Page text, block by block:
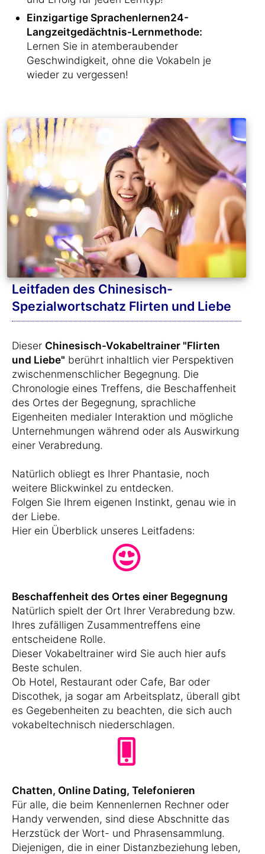
Einzigartige Sprachenlernen24-
Langzeitgedächtnis-Lernmethode:
Lernen Sie in atemberaubender
Geschwindigkeit, ohne die Vokabeln je
wieder zu vergessen!
Leitfaden des Chinesisch-
Spezialwortschatz Flirten und Liebe
Dieser Chinesisch-Vokabeltrainer "Flirten
und Liebe" berührt inhaltlich vier Perspektiven
zwischenmenschlicher Begegnung. Die
Chronologie eines Treffens, die Beschaffenheit
des Ortes der Begegnung, sprachliche
Eigenheiten medialer Interaktion und mögliche
Unternehmungen während oder als Auswirkung
einer Verabredung.
Natürlich obliegt es Ihrer Phantasie, noch
weitere Blickwinkel zu entdecken.
Folgen Sie Ihrem eigenen Instinkt, genau wie in
der Liebe.
Hier ein Überblick unseres Leitfadens:
Beschaffenheit des Ortes einer Begegnung
Natürlich spielt der Ort Ihrer Verabredung bzw.
Ihres zufälligen Zusammentreffens eine
entscheidene Rolle.
Dieser Vokabeltrainer wird Sie auch hier aufs
Beste schulen.
Ob Hotel, Restaurant oder Cafe, Bar oder
Discothek, ja sogar am Arbeitsplatz, überall gibt
es Gegebenheiten zu beachten, die sich auch
vokabeltechnisch niederschlagen.
Chatten, Online Dating, Telefonieren
Für alle, die beim Kennenlernen Rechner oder
Handy verwenden, sind diese Abschnitte das
Herzstück der Wort- und Phrasensammlung.
Diejenigen, die in einer Distanzbeziehung leben,